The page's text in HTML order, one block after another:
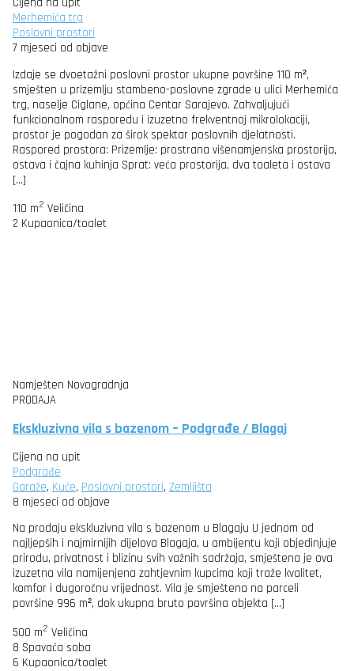
Merhemića trg
Poslovni prostori
7 mjeseci od objave
Izdaje se dvoetažni poslovni prostor ukupne površine 110 m²,
smješten u prizemlju stambeno-poslovne zgrade u ulici Merhemića
trg, naselje Ciglane, općina Centar Sarajevo. Zahvaljujući
funkcionalnom rasporedu i izuzetno frekventnoj mikrolokaciji,
prostor je pogodan za širok spektar poslovnih djelatnosti.
Raspored prostora: Prizemlje: prostrana višenamjenska prostorija,
ostava i čajna kuhinja Sprat: veća prostorija, dva toaleta i ostava
[…]
110 m2 Veličina
2 Kupaonica/toalet
Namješten Novogradnja
PRODAJA
Ekskluzivna vila s bazenom – Podgrađe / Blagaj
Cijena na upit
Podgrađe
Garaže, Kuće, Poslovni prostori, Zemljišta
8 mjeseci od objave
Na prodaju ekskluzivna vila s bazenom u Blagaju U jednom od
najljepših i najmirnijih dijelova Blagaja, u ambijentu koji objedinjuje
prirodu, privatnost i blizinu svih važnih sadržaja, smještena je ova
izuzetna vila namijenjena zahtjevnim kupcima koji traže kvalitet,
komfor i dugoročnu vrijednost. Vila je smještena na parceli
površine 996 m², dok ukupna bruto površina objekta […]
500 m2 Veličina
8 Spavaća soba
6 Kupaonica/toalet